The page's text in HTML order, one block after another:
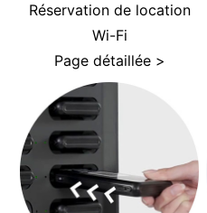
Réservation de location
Wi-Fi
Page détaillée >